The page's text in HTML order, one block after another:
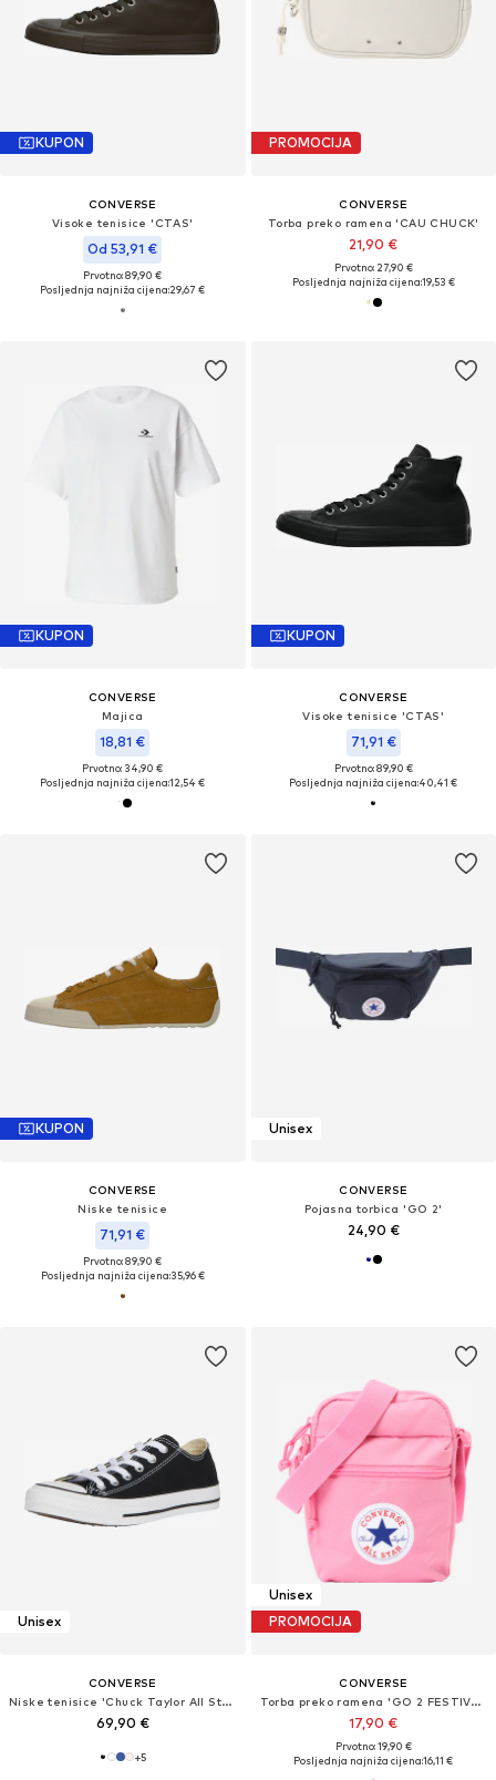
KUPON
CONVERSE
Visoke tenisice 'CTAS'
Od 53,91 €
Prvotno: 89,90 €
Posljednja najniža cijena:29,67 €
PROMOCIJA
CONVERSE
Torba preko ramena 'CAU CHUCK'
21,90 €
Prvotno: 27,90 €
Posljednja najniža cijena:19,53 €
KUPON
CONVERSE
Majica
18,81 €
Prvotno: 34,90 €
Posljednja najniža cijena:12,54 €
KUPON
CONVERSE
Visoke tenisice 'CTAS'
71,91 €
Prvotno: 89,90 €
Posljednja najniža cijena:40,41 €
KUPON
CONVERSE
Niske tenisice
71,91 €
Prvotno: 89,90 €
Posljednja najniža cijena:35,96 €
Unisex
CONVERSE
Pojasna torbica 'GO 2'
24,90 €
Unisex
CONVERSE
Niske tenisice 'Chuck Taylor All Star Classic'
69,90 €
+5
Unisex
PROMOCIJA
CONVERSE
Torba preko ramena 'GO 2 FESTIVAL'
17,90 €
Prvotno: 19,90 €
Posljednja najniža cijena:16,11 €